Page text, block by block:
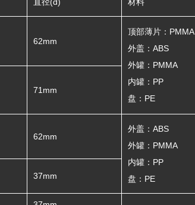
直径(d) 材料
62mm
顶部薄片：PMMA
外盖：ABS
外罐：PMMA
内罐：PP
盘：PE
71mm
62mm
外盖：ABS
外罐：PMMA
内罐：PP
盘：PE
37mm